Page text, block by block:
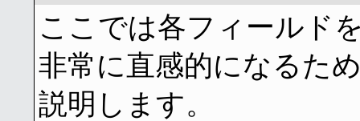
ここでは各フィールド
非常に直感的になるた
説明します。